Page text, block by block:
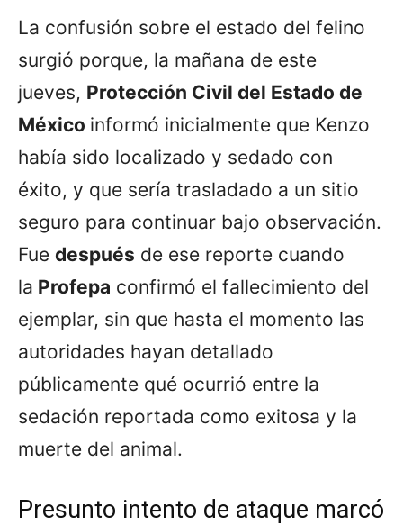
La confusión sobre el estado del felino
surgió porque, la mañana de este
jueves, Protección Civil del Estado de
México informó inicialmente que Kenzo
había sido localizado y sedado con
éxito, y que sería trasladado a un sitio
seguro para continuar bajo observación.
Fue después de ese reporte cuando
la Profepa confirmó el fallecimiento del
ejemplar, sin que hasta el momento las
autoridades hayan detallado
públicamente qué ocurrió entre la
sedación reportada como exitosa y la
muerte del animal.
Presunto intento de ataque marcó